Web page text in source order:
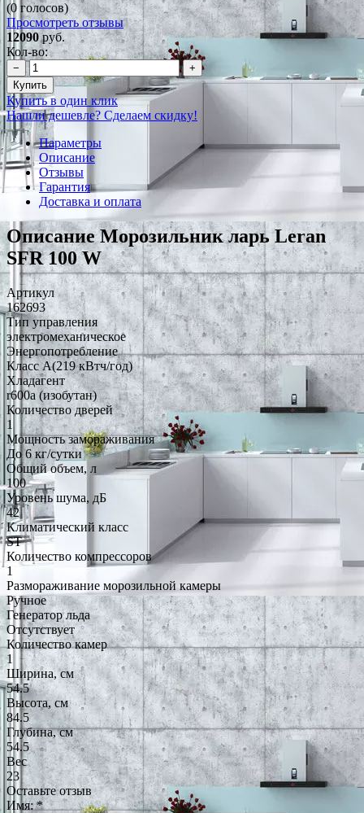
(0 голосов)
Просмотреть отзывы
12090руб.
Кол-во:
−
+
Купить
Купить в один клик
Нашли дешевле? Сделаем скидку!
Параметры
Описание
Отзывы
Гарантия
Доставка и оплата
Описание Морозильник ларь Leran
SFR 100 W
Артикул
162693
Тип управления
электромеханическое
Энергопотребление
Класс A(219 кВтч/год)
Хладагент
r600a (изобутан)
Количество дверей
1
Мощность замораживания
До 6 кг/cутки
Общий объем, л
100
Уровень шума, дБ
42
Климатический класс
ST
Количество компрессоров
1
Размораживание морозильной камеры
Ручное
Генератор льда
Отсутствует
Количество камер
1
Ширина, см
54.5
Высота, см
84.5
Глубина, см
54.5
Вес
23
Оставьте отзыв
Имя:*